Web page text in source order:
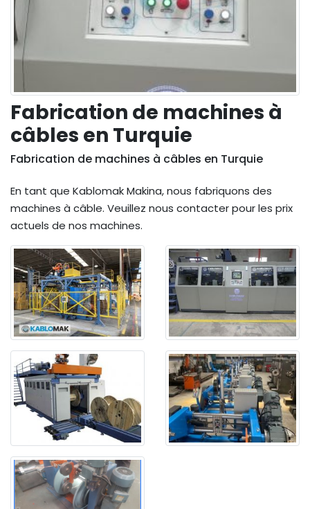
Fabrication de machines à
câbles en Turquie
Fabrication de machines à câbles en Turquie
En tant que Kablomak Makina, nous fabriquons des
machines à câble. Veuillez nous contacter pour les prix
actuels de nos machines.